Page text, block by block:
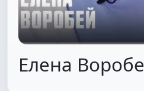
Елена